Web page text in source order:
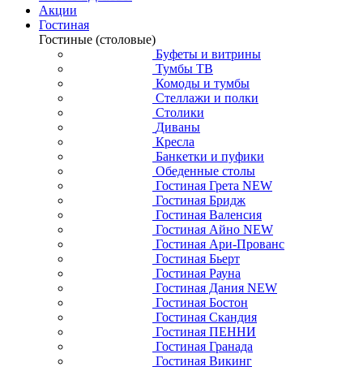
Акции
Гостиная
Гостиные (столовые)
Буфеты и витрины
Тумбы ТВ
Комоды и тумбы
Стеллажи и полки
Столики
Диваны
Кресла
Банкетки и пуфики
Обеденные столы
Гостиная Грета NEW
Гостиная Бридж
Гостиная Валенсия
Гостиная Айно NEW
Гостиная Ари-Прованс
Гостиная Бьерт
Гостиная Рауна
Гостиная Дания NEW
Гостиная Бостон
Гостиная Скандия
Гостиная ПЕННИ
Гостиная Гранада
Гостиная Викинг